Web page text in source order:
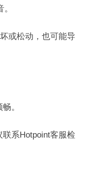
或松动，也可能导
。
系Hotpoint客服检